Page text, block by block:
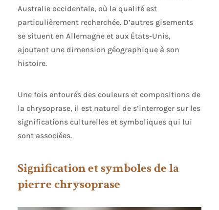
Australie occidentale, où la qualité est
particulièrement recherchée. D’autres gisements
se situent en Allemagne et aux États-Unis,
ajoutant une dimension géographique à son
histoire.
Une fois entourés des couleurs et compositions de
la chrysoprase, il est naturel de s’interroger sur les
significations culturelles et symboliques qui lui
sont associées.
Signification et symboles de la
pierre chrysoprase